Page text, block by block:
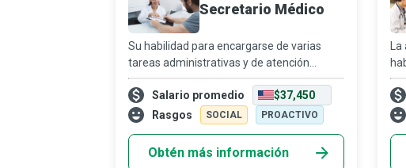
Secretario Médico
Su habilidad para encargarse de varias
tareas administrativas y de atención
personal con calma y eficiencia convierte a
los secretarios médicos en una pieza clave
del sector salud, ya que hacen posibl
Salario promedio
$37,450
Rasgos
SOCIAL PROACTIVO
Obtén más información